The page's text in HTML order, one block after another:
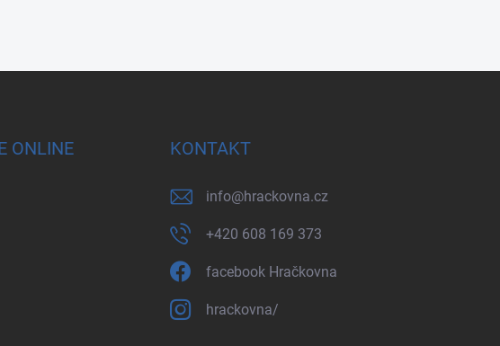
ONLINE
KONTAKT
info@hrackovna.cz
+420 608 169 373
facebook Hračkovna
hrackovna/